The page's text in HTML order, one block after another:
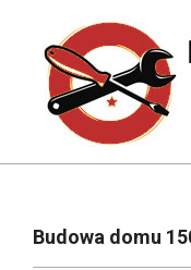
content
NavigationBudowa domu